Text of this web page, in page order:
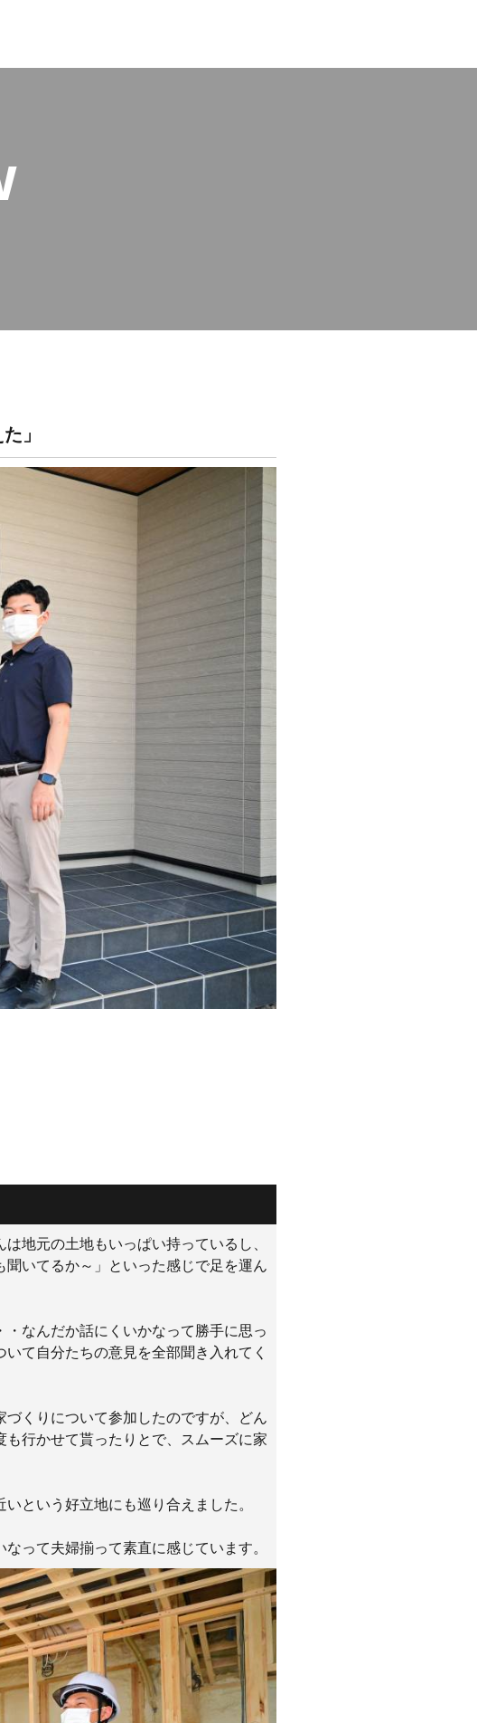
」
地元の土地もいっぱい持っているし、
いてるか～」といった感じで足を運ん
なんだか話にくいかなって勝手に思っ
て自分たちの意見を全部聞き入れてく
くりについて参加したのですが、どん
行かせて貰ったりとで、スムーズに家
という好立地にも巡り合えました。
って夫婦揃って素直に感じています。